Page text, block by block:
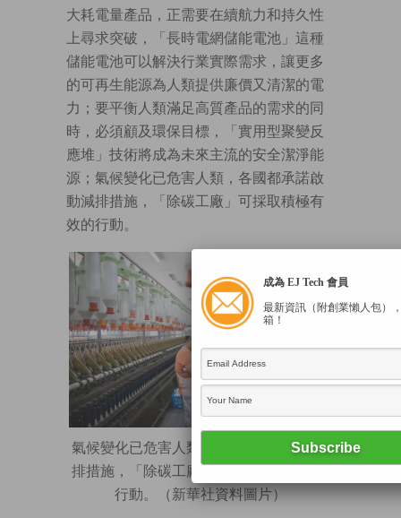
大耗電量產品，正需要在續航力和持久性
上尋求突破，「長時電網儲能電池」這種
儲能電池可以解決行業實際需求，讓更多
的可再生能源為人類提供廉價又清潔的電
力；要平衡人類滿足高質產品的需求的同
時，必須顧及環保目標，「實用型聚變反
應堆」技術將成為未來主流的安全潔淨能
源；氣候變化已危害人類，各國都承諾啟
動減排措施，「除碳工廠」可採取積極有
效的行動。
氣候變化已危害人類，各國都承諾啟動減
排措施，「除碳工廠」可採取積極有效的
行動。（新華社資料圖片）
成為 EJ Tech 會員
最新資訊（附創業懶人包）
箱！